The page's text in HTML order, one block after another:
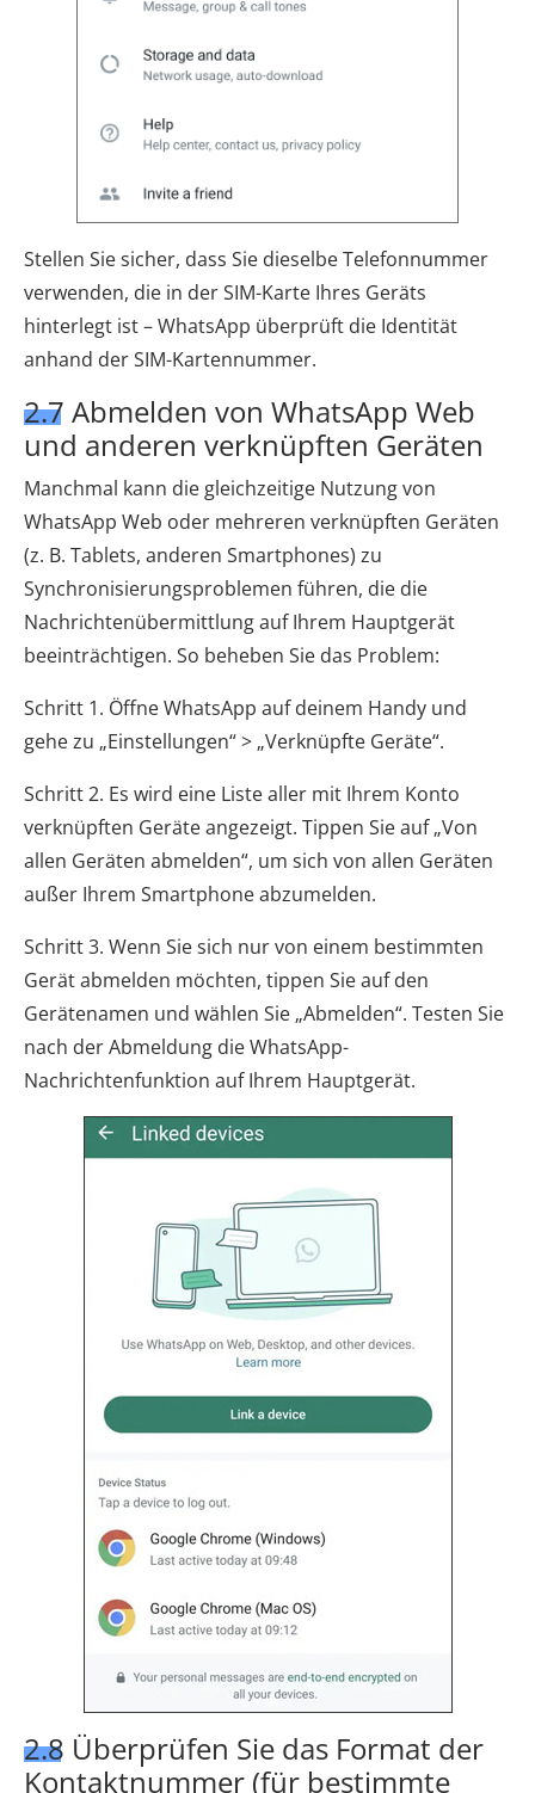
Stellen Sie sicher, dass Sie dieselbe Telefonnummer
verwenden, die in der SIM-Karte Ihres Geräts
hinterlegt ist – WhatsApp überprüft die Identität
anhand der SIM-Kartennummer.
2.7 Abmelden von WhatsApp Web
und anderen verknüpften Geräten
Manchmal kann die gleichzeitige Nutzung von
WhatsApp Web oder mehreren verknüpften Geräten
(z. B. Tablets, anderen Smartphones) zu
Synchronisierungsproblemen führen, die die
Nachrichtenübermittlung auf Ihrem Hauptgerät
beeinträchtigen. So beheben Sie das Problem:
Schritt 1. Öffne WhatsApp auf deinem Handy und
gehe zu „Einstellungen“ > „Verknüpfte Geräte“.
Schritt 2. Es wird eine Liste aller mit Ihrem Konto
verknüpften Geräte angezeigt. Tippen Sie auf „Von
allen Geräten abmelden“, um sich von allen Geräten
außer Ihrem Smartphone abzumelden.
Schritt 3. Wenn Sie sich nur von einem bestimmten
Gerät abmelden möchten, tippen Sie auf den
Gerätenamen und wählen Sie „Abmelden“. Testen Sie
nach der Abmeldung die WhatsApp-
Nachrichtenfunktion auf Ihrem Hauptgerät.
2.8 Überprüfen Sie das Format der
Kontaktnummer (für bestimmte